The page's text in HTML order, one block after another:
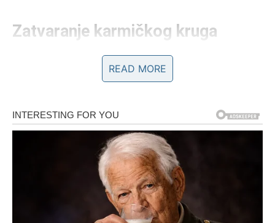
Zatvaranje karmičkog kruga
Jedna od najvećih karmičkih lekcija za Ribe bila je
bolove, probleme i krivice, verujući da je tvoja uloga da
razumeš, oprostiš i izdržiš. Prošlost te je naučila koliko to
Univerzum ti sada jasno pokazuje:
empatija nije isto što i samouništenje
.
READ MORE